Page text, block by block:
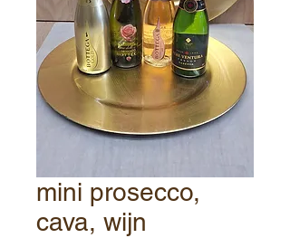
mini prosecco,
cava, wijn